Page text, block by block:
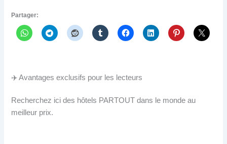
Partager:
✈️ Avantages exclusifs pour les lecteurs
Recherchez ici des hôtels PARTOUT dans le monde au
meilleur prix.